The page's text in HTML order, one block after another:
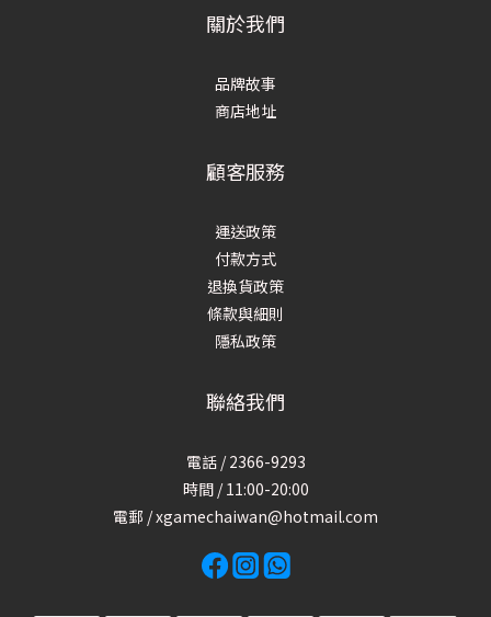
關於我們
品牌故事
商店地址
顧客服務
運送政策
付款方式
退換貨政策
條款與細則
隱私政策
聯絡我們
電話 / 2366-9293
時間 / 11:00-20:00
電郵 / xgamechaiwan@hotmail.com